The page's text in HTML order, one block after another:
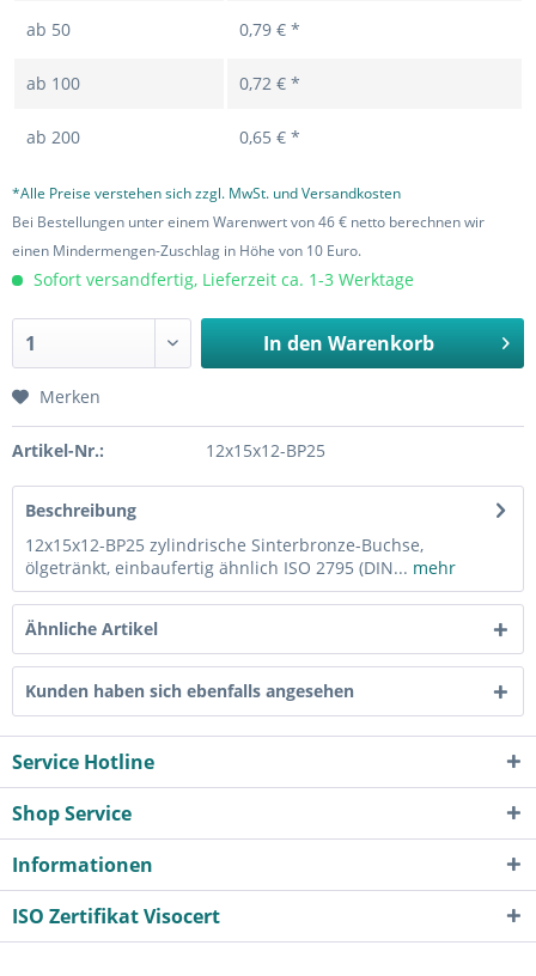
ab 50 0,79 € *
ab 100 0,72 € *
ab 200 0,65 € *
*Alle Preise verstehen sich zzgl. MwSt. und Versandkosten
Bei Bestellungen unter einem Warenwert von 46 € netto berechnen wir
einen Mindermengen-Zuschlag in Höhe von 10 Euro.
Sofort versandfertig, Lieferzeit ca. 1-3 Werktage
In den Warenkorb
Merken
Artikel-Nr.: 12x15x12-BP25
Beschreibung
12x15x12-BP25 zylindrische Sinterbronze-Buchse,
ölgetränkt, einbaufertig ähnlich ISO 2795 (DIN... mehr
Ähnliche Artikel
Kunden haben sich ebenfalls angesehen
Service Hotline
Shop Service
Informationen
ISO Zertifikat Visocert